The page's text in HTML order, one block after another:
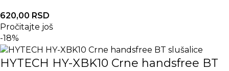
620,00 RSD
Pročitajte još
-18%
HYTECH HY-XBK10 Crne handsfree BT